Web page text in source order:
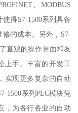
、MODBUS
得S7-1500系列具备
的成本。另外，S7-
直观的操作界面和友
上手。丰富的开发工
实现更多复杂的自动
1500系列PLC模块凭
，为各行各业的自动